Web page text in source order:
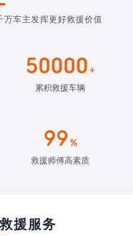
车主发挥更好救援价值
50000 +
累积救援车辆
99 %
救援师傅高素质
援服务